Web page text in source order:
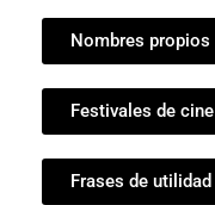
Nombres propios
Festivales de cine
Frases de utilidad